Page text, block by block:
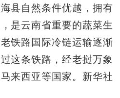
自然条件优越，拥有
是云南省重要的蔬菜生
铁路国际冷链运输逐渐
这条铁路，经老挝万象
来西亚等国家。新华社